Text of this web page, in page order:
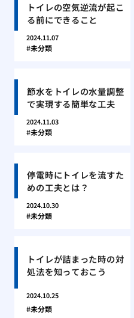
トイレの空気逆流が起こ
る前にできること
2024.11.07
未分類
節水をトイレの水量調整
で実現する簡単な工夫
2024.11.03
未分類
停電時にトイレを流すた
めの工夫とは？
2024.10.30
未分類
トイレが詰まった時の対
処法を知っておこう
2024.10.25
未分類